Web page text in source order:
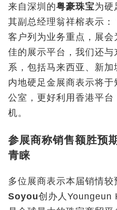
来自深圳的粤豪珠宝为硬
其副总经理翁祥榕表示
客户列为业务重点，展
佳的展示平台，我们还
系，包括马来西亚、新
内地硬足金展商表示将
公室，更好利用香港平
机。
参展商称销售额胜预
青睐
多位展商表示本届销情
Soyou创办人Youngeun